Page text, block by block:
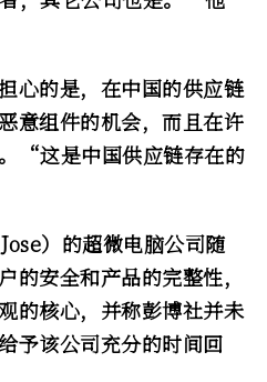
心的是，在中国的供应链
意组件的机会，而且在许
“这是中国供应链存在的
）的超微电脑公司随
的安全和产品的完整性，
的核心，并称彭博社并未
予该公司充分的时间回